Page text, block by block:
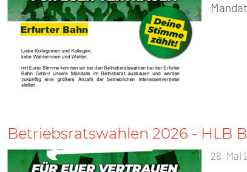
Betriebsratswahlen 2026 - HLB
28. Mai